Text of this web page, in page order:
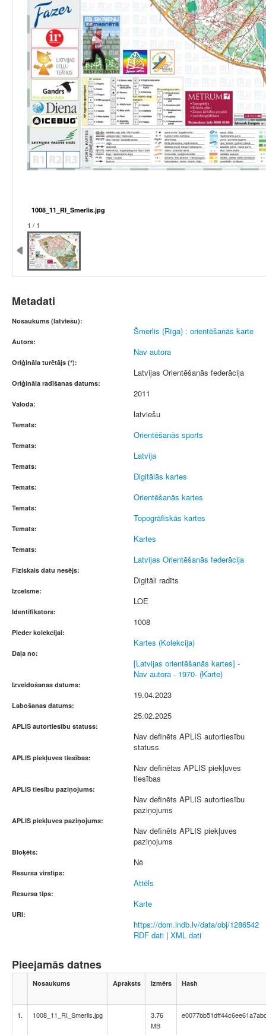
1008_11_RI_Smerlis.jpg
1 / 1
Metadati
Nosaukums (latviešu):
Šmerlis (Rīga) : orientēšanās karte
Autors:
Nav autora
Oriģināla turētājs (*):
Latvijas Orientēšanās federācija
Oriģināla radīšanas datums:
2011
Valoda:
latviešu
Temats:
Orientēšanās sports
Temats:
Latvija
Temats:
Digitālās kartes
Temats:
Orientēšanās kartes
Temats:
Topogrāfiskās kartes
Temats:
Kartes
Temats:
Latvijas Orientēšanās federācija
Fiziskais datu nesējs:
Digitāli radīts
Izcelsme:
LOE
Identifikators:
1008
Pieder kolekcijai:
Kartes (Kolekcija)
Daļa no:
[Latvijas orientēšanās kartes] -
Nav autora - 1970- (Karte)
Izveidošanas datums:
19.04.2023
Labošanas datums:
25.02.2025
APLIS autortiesību statuss:
Nav definēts APLIS autortiesību
statuss
APLIS piekļuves tiesības:
Nav definētas APLIS piekļuves
tiesības
APLIS tiesību paziņojums:
Nav definēts APLIS autortiesību
paziņojums
APLIS piekļuves paziņojums:
Nav definēts APLIS piekļuves
paziņojums
Bloķēts:
Nē
Resursa virstips:
Attēls
Resursa tips:
Karte
URI:
https://dom.lndb.lv/data/obj/1286542
RDF dati | XML dati
Pieejamās datnes
Nosaukums Apraksts Izmērs Hash
1. 1008_11_RI_Smerlis.jpg
3.76
MB